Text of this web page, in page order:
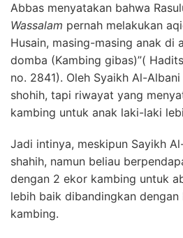
Abbas menyatakan bahwa
Wassalam pernah melakukan
Husain, masing-masing anak di
domba (Kambing gibas)”(
no. 2841). Oleh Syaikh Al-
shohih, tapi riwayat yang
kambing untuk anak laki-laki
Jadi intinya, meskipun Sayikh
shahih, namun beliau
dengan 2 ekor kambing untuk
lebih baik dibandingkan
kambing.